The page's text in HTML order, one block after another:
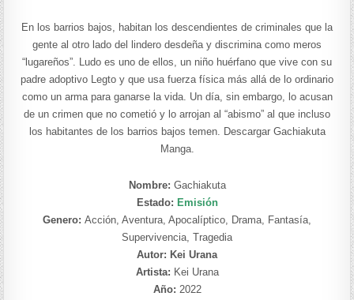
En los barrios bajos, habitan los descendientes de criminales que la
gente al otro lado del lindero desdeña y discrimina como meros
“lugareños”. Ludo es uno de ellos, un niño huérfano que vive con su
padre adoptivo Legto y que usa fuerza física más allá de lo ordinario
como un arma para ganarse la vida. Un día, sin embargo, lo acusan
de un crimen que no cometió y lo arrojan al “abismo” al que incluso
los habitantes de los barrios bajos temen. Descargar Gachiakuta
Manga.
Nombre: Gachiakuta
Estado: Emisión
Genero: Acción, Aventura, Apocalíptico, Drama, Fantasía,
Supervivencia, Tragedia
Autor: Kei Urana
Artista: Kei Urana
Año: 2022